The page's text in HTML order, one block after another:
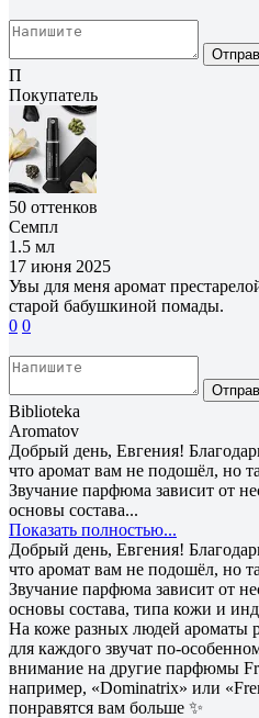
П
Покупатель
50 оттенков
Семпл
1.5 мл
17 июня 2025
Увы для меня аромат
старой бабушкиной помады.
0 0
Biblioteka
Aromatov
Добрый день, Евгения!
что аромат вам не подошёл, но
Звучание парфюма зависит от
основы состава...
Показать полностью...
Добрый день, Евгения!
что аромат вам не подошёл, но
Звучание парфюма зависит от
основы состава, типа кожи и
На коже разных людей ароматы
для каждого звучат по-
внимание на другие парфюмы
например, «Dominatrix» или
понравятся вам больше ✨